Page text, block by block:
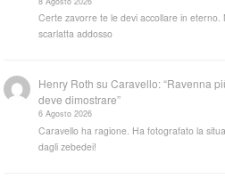
Certe zavorre te le devi accollare in
scarlatta addosso
Henry Roth suCaravello: “Ravenna
deve dimostrare”
6 Agosto 2026
Caravello ha ragione. Ha fotografato la
dagli zebedei!